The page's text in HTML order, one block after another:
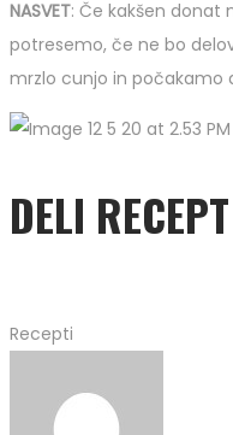
NASVET: Če kakšen donat
potresemo, če ne bo
mrzlo cunjo in počakamo
DELI RECEPT
Recepti